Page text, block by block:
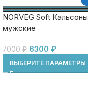
NORVEG Soft Кальсоны
мужские
7000₽ 6300 ₽
ВЫБЕРИТЕ ПАРАМЕТРЫ